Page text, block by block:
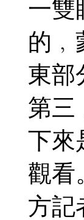
一雙
的﹐
東部
第三
下來
觀看
方記